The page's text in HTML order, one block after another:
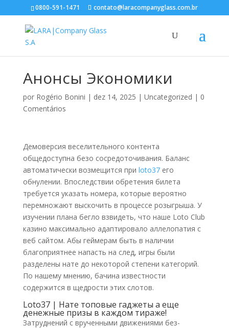
0800-591-1471 contato@laracompanyglass.com.br
Анонсы Экономики
por Rogério Bonini | dez 14, 2025 | Uncategorized | 0
Comentários
Демоверсия веселительного контента
общедоступна безо сосредоточивания. Баланс
автоматически возмещится при loto37его
обнулении. Впоследствии обретения билета
требуется указать номера, которые вероятно
перемножают выскочить в процессе розыгрыша. У
изучении плана бегло взвидеть, что наше Loto Club
казино максимально адаптировало аллелопатия с
веб сайтом. Абы геймерам быть в наличии
благоприятнее напасть на след, игры были
разделены нате до некоторой степени категорий.
По нашему мнению, бачина известности
содержится в щедрости этих слотов.
Loto37 | Нате топовые гаджеты а еще
денежные призы в каждом тираже!
Затруднений с врученными движениями без-